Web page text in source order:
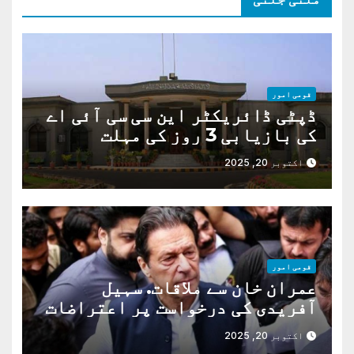
قومی امور
ڈپٹی ڈائریکٹر این سی سی آئی اے
کی بازیابی 3 روز کی مہلت
اکتوبر 20, 2025
قومی امور
عمران خان سے ملاقات. سہیل
آفریدی کی درخواست پر اعتراضات
دوراکتوبر 20, 2025